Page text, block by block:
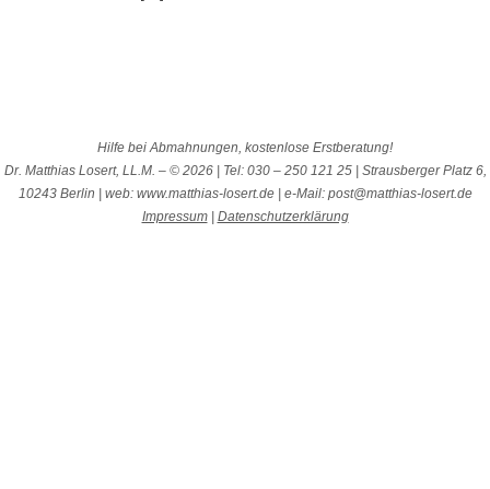
Hilfe bei Abmahnungen, kostenlose Erstberatung!
Dr. Matthias Losert, LL.M. – © 2026 | Tel: 030 – 250 121 25 | Strausberger Platz 6,
10243 Berlin | web: www.matthias-losert.de | e-Mail: post@matthias-losert.de
Impressum| Datenschutzerklärung